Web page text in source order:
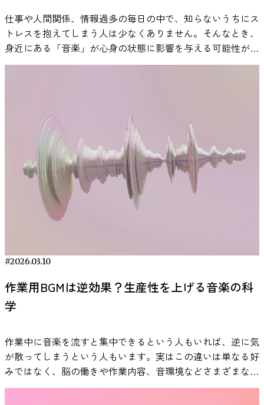
れました。
本記事で紹介した研究論文 Sanada, M.,
Naruse, Y. EEG synchronisation reveals the impact of group
identity and membership duration on social cognitive bias. Sci
Rep 15, 23719 (2025). https://doi.org/10.1038/s41598-025-
は言い切れない点には注意が必要です。 それでも、朝の冷
水浴で日中の覚醒度を高めることで、夜の自然な眠りをサポ
ートするなど、生活リズムを整える効果は期待できるかもし
えば、20代男性を対象とした小規模な研究では、「活発さ」
や「エネルギー感」「疲労感」などを比較しましたが、冷水
浴の有無による明確な差は確認されませんでした。不安感や
抑うつ感といったメンタルヘルスの改善についても、高品質
な証拠は得られていないと報告されています。 一方で、
『冷水に入ると気分がスッキリする』という声が多く聞かれ
るのも事実です。研究者たちは、このような主観的な感覚
は、冷水浴が行われる環境やシチュエーション、たとえば海
そうした外的要因を排除した厳密な条件下での『冷水そのも
の』の影響を検証したため、現時点では気分や集中力に対す
る直接的な科学的根拠は限定的と結論付けられています。し
かし、主観的な体験の重要性も認識されており、今後の研究
冷水浴は脳と体に「効く」のか？ 今回のレビューによっ
て、冷水浴に関する効果の「はっきりしてきた部分」と「ま
だ根拠が乏しい部分」が見えてきました。 たとえば、炎症
評価を修正し、不安を軽減することができます。このような
行動実験を繰り返すことで、自信を高め、緊張を減らすこと
につながるがかも知れません。 自分のパターンを知ること
から始めよう 緊張は完全に避けることはできませんが、そ
ここまでは脳や身体が緊張にどう反応するか、そしてそれを
どのように調整すればよいのかを科学的に解説してきまし
た。ここからは、これらの知識をもとに「自分の状況」にど
う活かすかを考え、実際の行動に繋げるための具体的なガイ
ドラインを紹介していきます。 まず大切なのは、自分が
「どのような場面で緊張しやすいのか」を明確にすることで
す。たとえば、プレゼン、試験、初対面の会話、上司との会
話など、緊張を感じやすい状況は人それぞれ異なります。日
考えてみましょう。緊張すると手が震える、心拍が速くな
的な反応が現れます。これ前述したように、ごく自然な生理
的反応です。どのようなサインが自分に表れるかを把握する
を選んでみましょう。たとえば、イメージトレーニングや深
呼吸、ポジティブな自己対話などは、場面によって効果が異
なります。プレゼンの前には成功のイメージを頭の中で描
く、面接の前には「自分は準備してきたから大丈夫」と自分
がてんかん患者という特殊なグループだったため、健常者や
一般集団にそのまま当てはまるかは慎重な評価が必要です。
第二に、観察したのは一回限りの短期的な効果であり、瞑想
を継続的に練習した場合に脳活動がどう変化していくか、あ
が、自己流の瞑想や他の種類の瞑想（マインドフルネス呼吸
瞑想など）でも同様の効果が得られるのかは不明です。 こ
れらの点を踏まえ、研究チームも「今回の研究はあくまで基
礎的な第一歩」であり、更なる検証が必要と述べています。
おわりに：誰かに話したくなる研究のポイント 瞑想と一口
に言っても様々な流派がありますが、今回の研究から得られ
た学びをいくつかまとめてみましょう。 初心者の短時間瞑
想でも脳深部が変化する: たった10分程度の瞑想でも、扁桃
という希望を感じるポイントです。 ガンマ波アップ＆ベー
いる高周波のガンマ波が増え、ストレスや不安との関連が指
摘される中周波数帯の「ベータ波」が減少する方向に変わり
気分を安定させる効果をもたらす可能性を示唆していると解
釈できます。 脳内デバイスで明らかになった新事実：埋め
込み型のRNSデバイスによる頭蓋内記録という最新技術のお
かげで、これまで計測が難しかった脳深部のリアルな活動を
捉えることができました。 日常に活かせる瞑想の可能性：
なわないレベルと言えるでしょう。 さらに、この解読モデ
ルは訓練データにない新しい単語や文にも柔軟でした。学習
時に登場しなかった語）を試しても、モデルはそれらを正し
く発音できたのです。これはAIが単に訓練データを丸暗記し
ようになるということではありません。「自分の意思をリア
ルタイムに伝えられる」ことで、会話のテンポが戻り、他者
との関係も自然になります。そして何より、自分の声で話す
ことができるという経験は、自己表現や尊厳の回復にもつな
がると考えられます。 もし、話せなくなっても、再び「自
分の声」で語りかけられる未来があるとしたら――。この技
術は、そんな希望の第一歩となるかもしれません。
後記｜BrainTech Magazineより 脳からの信号を読み取り、言
貴重な一歩となりました。まだ実用化には距離があるもの
かに輪郭を持ちはじめています。
本記事で紹介した研究
論文Littlejohn KT, Cho CJ, Liu JR, Silva AB, Yu B, Anderson
A, Tu-Chan A, Ganguly K, Moses DA, Chang EF, Anumanchipalli
GK. A streaming brain-to-voice neuroprosthesis to restore
naturalistic communication. Nat Neurosci. 2025 Apr;28(4):902-
912. doi: 10.1038/s41593-025-01905-6. Epub 2025 Mar 31. PMID:
仕事や人間関係、情報過多の毎日の中で、知らないうちにス
トレスを抱えてしまう人は少なくありません。そんなとき、
身近にある「音楽」が心身の状態に影響を与える可能性があ
ることが、近年の研究で報告されています。 音楽は特別な
や、日常で取り入れやすい活用方法について紹介します。
研究で明らかになった音楽によるストレス軽減効果 音楽が
ストレスに影響を与える可能性については、心理学や医学の
分野で数多くの研究が行われてきました。近年の研究では、
音楽を聴くことが心理的なリラックス感だけでなく、ストレ
スに関わる生理反応にも関係する可能性があることが報告さ
れています。 人間がストレスを感じたとき、体内では自律
神経系と内分泌系が連動して反応します。特に重要な役割を
軸」と呼ばれるストレス反応システムです。この仕組みによ
ってコルチゾールなどのストレス関連ホルモンが分泌され、
心拍数の上昇や緊張などの反応が引き起こされます。 音楽
は、このようなストレス反応に関係する心理生物学的システ
ムに影響を与える可能性がある刺激として研究されていま
の回復過程に違いが見られることが報告されており、音楽が
ストレス管理の補助的な手段として注目されています。 参
考：Thoma, M. V., La Marca, R., Brönnimann, R., Finkel, L.,
Ehlert, U., & Nater, U. M. (2013). The effect of music on the
#2026.03.10
作業用BGMは逆効果？生産性を上げる音楽の科
学
作業中に音楽を流すと集中できるという人もいれば、逆に気
が散ってしまうという人もいます。実はこの違いは単なる好
みではなく、脳の働きや作業内容、音環境などさまざまな要
因と関係している可能性があります。 本記事では、研究論